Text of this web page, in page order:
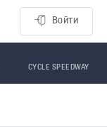
Войти
CYCLE SPEEDWAY